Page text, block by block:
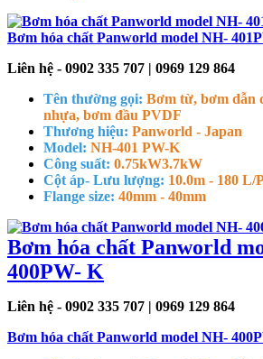
Bơm hóa chất Panworld model NH-
Liên hệ - 0902 335 707 | 0969 129 864
Tên thường gọi: Bơm từ, bơm dẫn
nhựa, bơm đầu PVDF
Thương hiệu: Panworld - Japan
Model: NH-401 PW-K
Công suất: 0.75kW3.7kW
Cột áp- Lưu lượng: 10.0m - 180 L/
Flange size: 40mm - 40mm
Bơm hóa chất Panworld
400PW- K
Liên hệ - 0902 335 707 | 0969 129 864
Bơm hóa chất Panworld model NH-